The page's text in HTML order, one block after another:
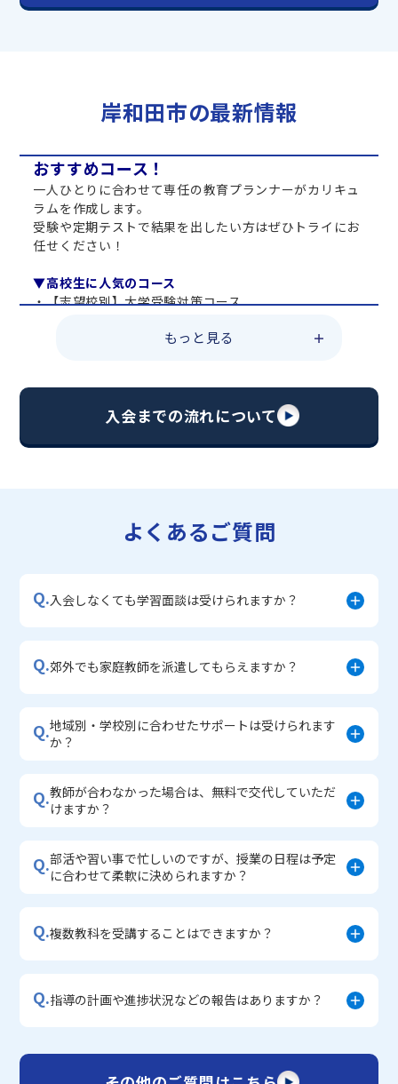
岸和田市の最新情報
おすすめコース！
一人ひとりに合わせて専任の教育プランナーがカリキュ
ラムを作成します。
受験や定期テストで結果を出したい方はぜひトライにお
任せください！
▼高校生に人気のコース
・【志望校別】大学受験対策コース
・総合型選抜直前対策コース
・【志望校別】公立・私立高校受験対策コース
・宿題サポートコース
・学習習慣定着コース
もっと見る
入会までの流れについて
よくあるご質問
Q.入会しなくても学習面談は受けられますか？
Q.郊外でも家庭教師を派遣してもらえますか？
Q.地域別・学校別に合わせたサポートは受けられます
か？
Q.教師が合わなかった場合は、無料で交代していただ
けますか？
Q.部活や習い事で忙しいのですが、授業の日程は予定
に合わせて柔軟に決められますか？
Q.複数教科を受講することはできますか？
Q.指導の計画や進捗状況などの報告はありますか？